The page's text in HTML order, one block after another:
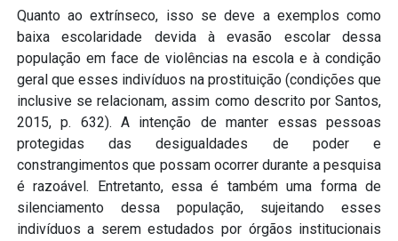
Quanto ao extrínseco, isso se deve a exemplos como
baixa escolaridade devida à evasão escolar dessa
população em face de violências na escola e à condição
geral que esses indivíduos na prostituição (condições que
inclusive se relacionam, assim como descrito por Santos,
2015, p. 632). A intenção de manter essas pessoas
protegidas das desigualdades de poder e
constrangimentos que possam ocorrer durante a pesquisa
é razoável. Entretanto, essa é também uma forma de
silenciamento dessa população, sujeitando esses
indivíduos a serem estudados por órgãos institucionais